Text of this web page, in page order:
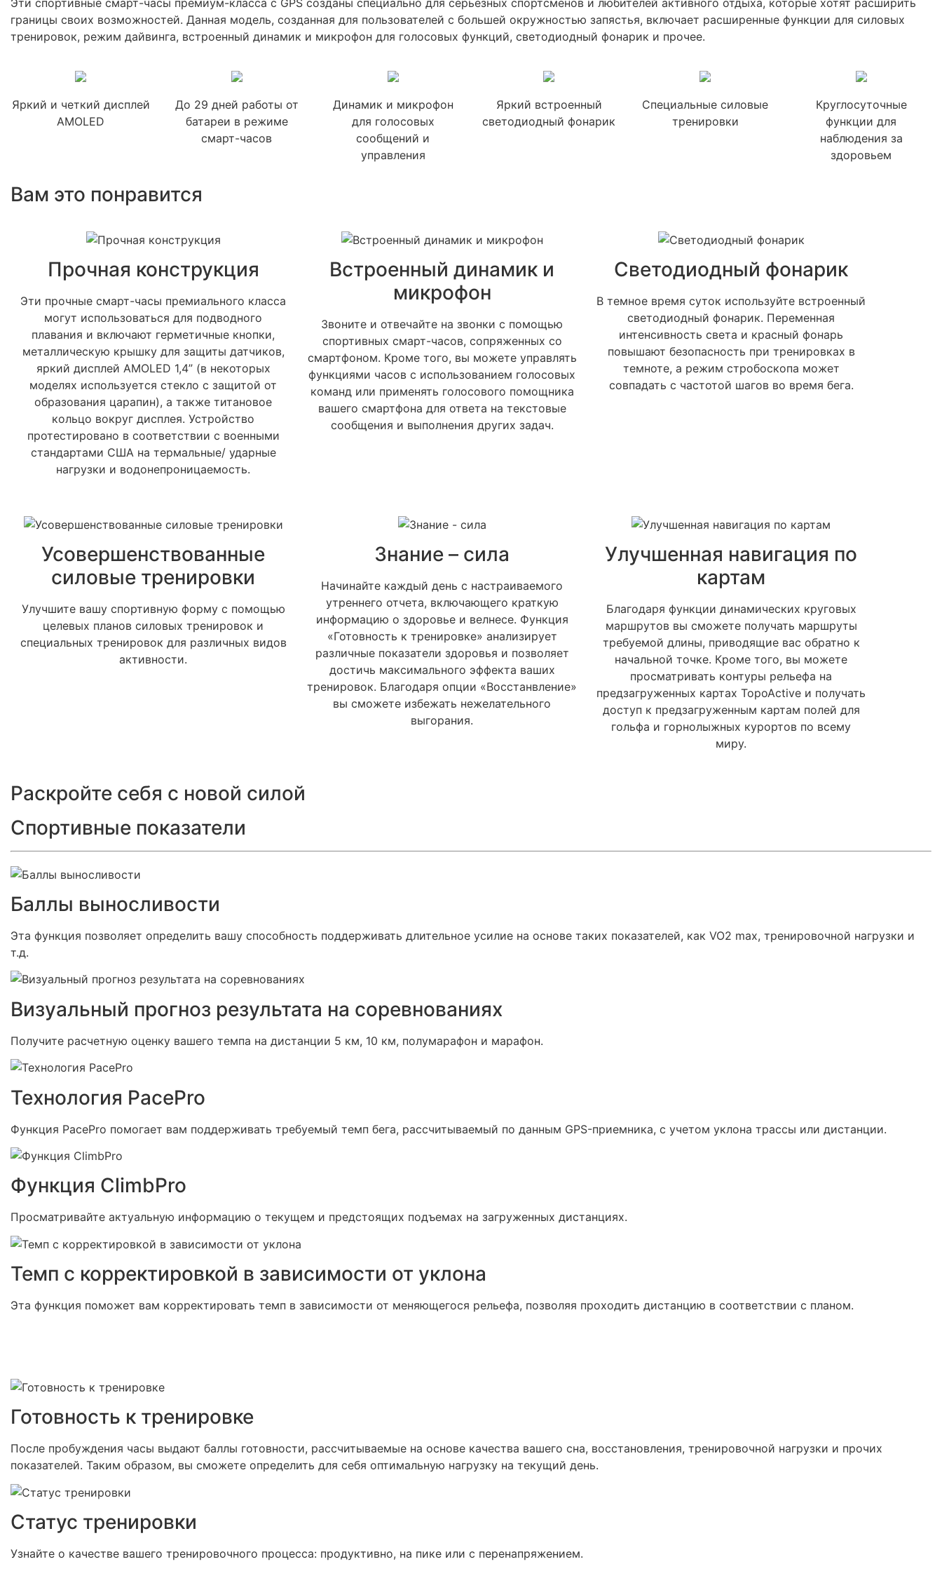
Эти спортивные смарт-часы премиум-класса с GPS созданы специально для серьезных спортсменов и любителей активного отдыха, которые хотят расширить
границы своих возможностей. Данная модель, созданная для пользователей с большей окружностью запястья, включает расширенные функции для силовых
тренировок, режим дайвинга, встроенный динамик и микрофон для голосовых функций, светодиодный фонарик и прочее.
Яркий и четкий дисплей
AMOLED
До 29 дней работы от
батареи в режиме
смарт-часов
Динамик и микрофон
для голосовых
сообщений и
управления
Яркий встроенный
светодиодный фонарик
Специальные силовые
тренировки
Круглосуточные
функции для
наблюдения за
здоровьем
Вам это понравится
Прочная конструкция
Эти прочные смарт-часы премиального класса
могут использоваться для подводного
плавания и включают герметичные кнопки,
металлическую крышку для защиты датчиков,
яркий дисплей AMOLED 1,4” (в некоторых
моделях используется стекло с защитой от
образования царапин), а также титановое
кольцо вокруг дисплея. Устройство
протестировано в соответствии с военными
стандартами США на термальные/ ударные
нагрузки и водонепроницаемость.
Встроенный динамик и
микрофон
Звоните и отвечайте на звонки с помощью
спортивных смарт-часов, сопряженных со
смартфоном. Кроме того, вы можете управлять
функциями часов с использованием голосовых
команд или применять голосового помощника
вашего смартфона для ответа на текстовые
сообщения и выполнения других задач.
Светодиодный фонарик
В темное время суток используйте встроенный
светодиодный фонарик. Переменная
интенсивность света и красный фонарь
повышают безопасность при тренировках в
темноте, а режим стробоскопа может
совпадать с частотой шагов во время бега.
Усовершенствованные
силовые тренировки
Улучшите вашу спортивную форму с помощью
целевых планов силовых тренировок и
специальных тренировок для различных видов
активности.
Знание – сила
Начинайте каждый день с настраиваемого
утреннего отчета, включающего краткую
информацию о здоровье и велнесе. Функция
«Готовность к тренировке» анализирует
различные показатели здоровья и позволяет
достичь максимального эффекта ваших
тренировок. Благодаря опции «Восстанвление»
вы сможете избежать нежелательного
выгорания.
Улучшенная навигация по
картам
Благодаря функции динамических круговых
маршрутов вы сможете получать маршруты
требуемой длины, приводящие вас обратно к
начальной точке. Кроме того, вы можете
просматривать контуры рельефа на
предзагруженных картах TopoActive и получать
доступ к предзагруженным картам полей для
гольфа и горнолыжных курортов по всему
миру.
Раскройте себя с новой силой
Спортивные показатели
Баллы выносливости
Эта функция позволяет определить вашу способность поддерживать длительное усилие на основе таких показателей, как VO2 max, тренировочной нагрузки и
т.д.
Визуальный прогноз результата на соревнованиях
Получите расчетную оценку вашего темпа на дистанции 5 км, 10 км, полумарафон и марафон.
Технология PacePro
Функция PacePro помогает вам поддерживать требуемый темп бега, рассчитываемый по данным GPS-приемника, с учетом уклона трассы или дистанции.
Функция ClimbPro
Просматривайте актуальную информацию о текущем и предстоящих подъемах на загруженных дистанциях.
Темп с корректировкой в зависимости от уклона
Эта функция поможет вам корректировать темп в зависимости от меняющегося рельефа, позволяя проходить дистанцию в соответствии с планом.
Готовность к тренировке
После пробуждения часы выдают баллы готовности, рассчитываемые на основе качества вашего сна, восстановления, тренировочной нагрузки и прочих
показателей. Таким образом, вы сможете определить для себя оптимальную нагрузку на текущий день.
Статус тренировки
Узнайте о качестве вашего тренировочного процесса: продуктивно, на пике или с перенапряжением.
Заказать звонок
Заполните форму и наш менеджер свяжется с вами чтобы
ответить на все ваши вопросы
Даю согласие на обработкумоих персональных данных
ОТПРАВИТЬ
или работы интернет-магазина. Мы постараемся ответить
Заполните форму и наш менеджер свяжется с вами в
ближайшее для уточнения деталей заказа.
Даю согласие на обработкумоих персональных данных